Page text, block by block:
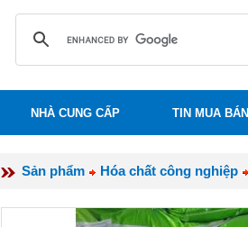
NHÀ CUNG CẤP TIN MUA BÁN
Sản phẩm Hóa chất công nghiệp